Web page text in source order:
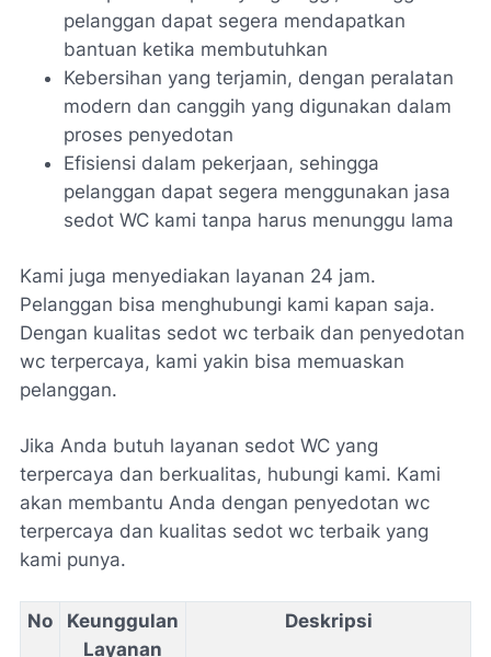
pelanggan dapat segera mendapatkan
bantuan ketika membutuhkan
Kebersihan yang terjamin, dengan peralatan
modern dan canggih yang digunakan dalam
proses penyedotan
Efisiensi dalam pekerjaan, sehingga
pelanggan dapat segera menggunakan jasa
sedot WC kami tanpa harus menunggu lama
Kami juga menyediakan layanan 24 jam.
Pelanggan bisa menghubungi kami kapan saja.
Dengan kualitas sedot wc terbaik dan penyedotan
wc terpercaya, kami yakin bisa memuaskan
pelanggan.
Jika Anda butuh layanan sedot WC yang
terpercaya dan berkualitas, hubungi kami. Kami
akan membantu Anda dengan penyedotan wc
terpercaya dan kualitas sedot wc terbaik yang
kami punya.
No
Keunggulan
Layanan
Deskripsi